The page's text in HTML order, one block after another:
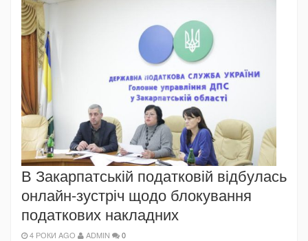
В Закарпатській податковій відбулась
онлайн-зустріч щодо блокування
податкових накладних
4 РОКИ AGO ADMIN 0